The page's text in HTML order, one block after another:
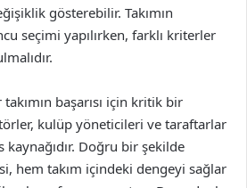
gösterebilir. Takımın
seçimi yapılırken, farklı kriterler
başarısı için kritik bir
kulüp yöneticileri ve taraftarlar
Doğru bir şekilde
hem takım içindeki dengeyi sağlar